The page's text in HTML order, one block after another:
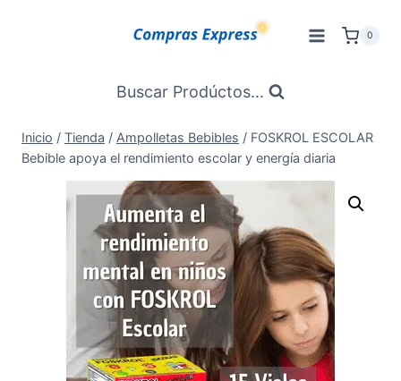
0
Buscar Prodúctos...
Inicio / Tienda / Ampolletas Bebibles / FOSKROL ESCOLAR
Bebible apoya el rendimiento escolar y energía diaria